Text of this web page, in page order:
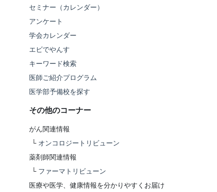
セミナー（カレンダー）
アンケート
学会カレンダー
エビでやんす
キーワード検索
医師ご紹介プログラム
医学部予備校を探す
その他のコーナー
がん関連情報
└ オンコロジートリビューン
薬剤師関連情報
└ ファーマトリビューン
医療や医学、健康情報を分かりやすくお届け